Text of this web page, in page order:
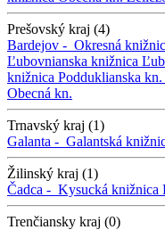
Prešovský kraj (4)
Bardejov - Okresná
Ľubovnianska knižnica
knižnica Podduklianska kn.
Obecná kn.
Trnavský kraj (1)
Galanta - Galantská
Žilinský kraj (1)
Čadca - Kysucká knižnica
Trenčiansky kraj (0)